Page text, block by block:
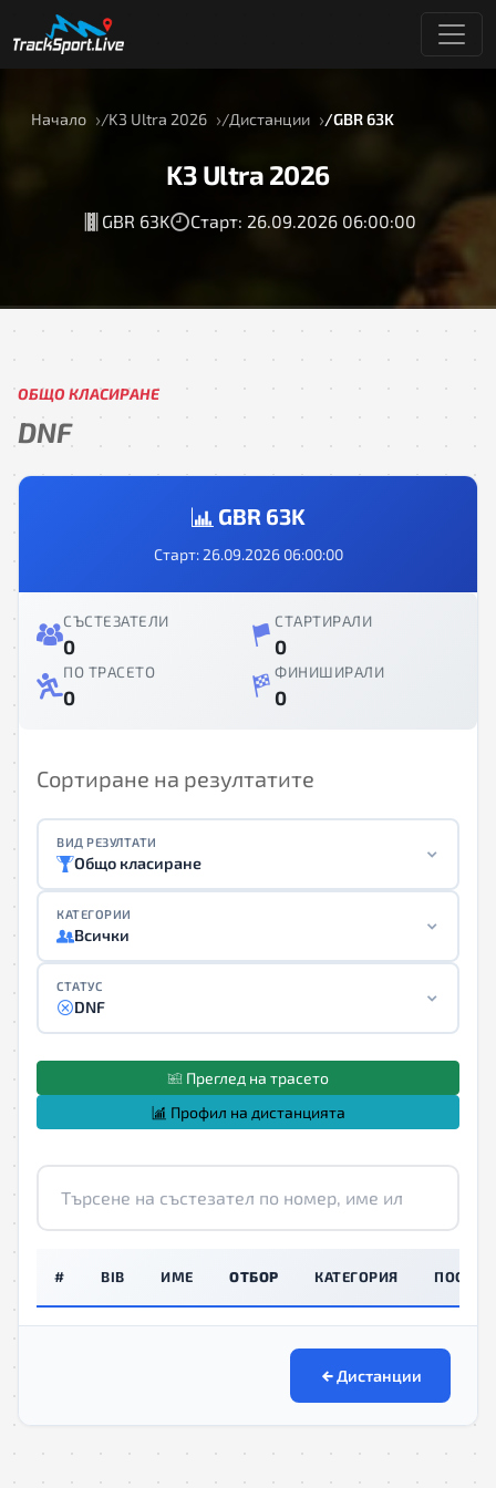
Начало K3 Ultra 2026 Дистанции GBR 63K
K3 Ultra 2026
GBR 63K Старт: 26.09.2026 06:00:00
ОБЩО КЛАСИРАНЕ
DNF
GBR 63K
Старт: 26.09.2026 06:00:00
СЪСТЕЗАТЕЛИ
0
СТАРТИРАЛИ
0
ПО ТРАСЕТО
0
ФИНИШИРАЛИ
0
Сортиране на резултатите
ВИД РЕЗУЛТАТИ
Общо класиране
КАТЕГОРИИ
Всички
СТАТУС
DNF
Преглед на трасето
Профил на дистанцията
# BIB ИМЕ ОТБОР КАТЕГОРИЯ
Дистанции